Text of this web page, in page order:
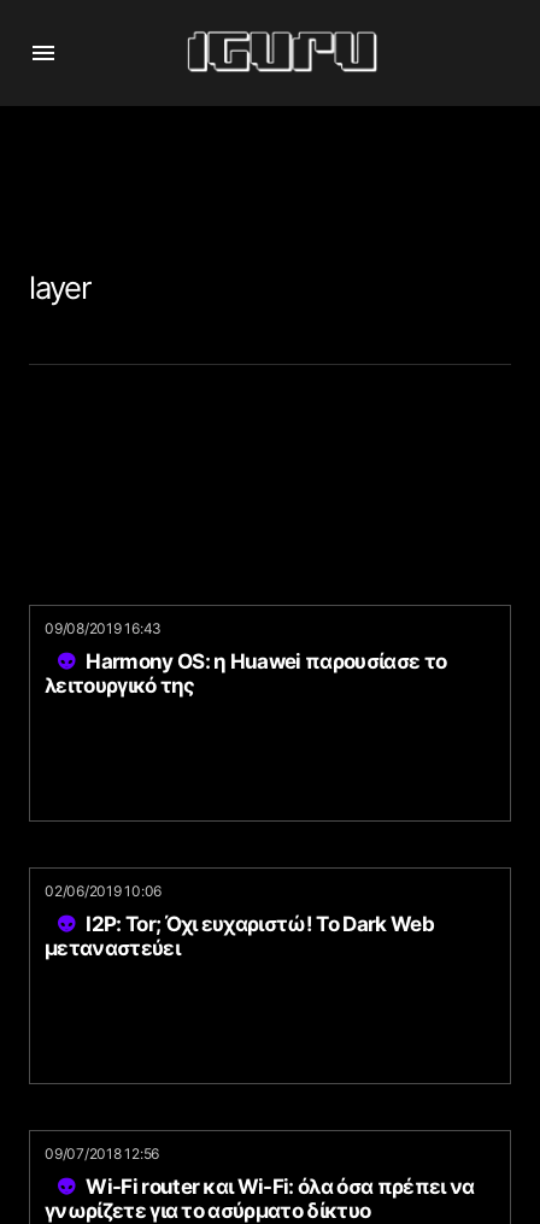
layer
09/08/2019 16:43
Harmony OS: η Huawei παρουσίασε το
λειτουργικό της
02/06/2019 10:06
I2P: Tor; Όχι ευχαριστώ! To Dark Web
μεταναστεύει
09/07/2018 12:56
Wi-Fi router και Wi-Fi: όλα όσα πρέπει να
γνωρίζετε για το ασύρματο δίκτυο